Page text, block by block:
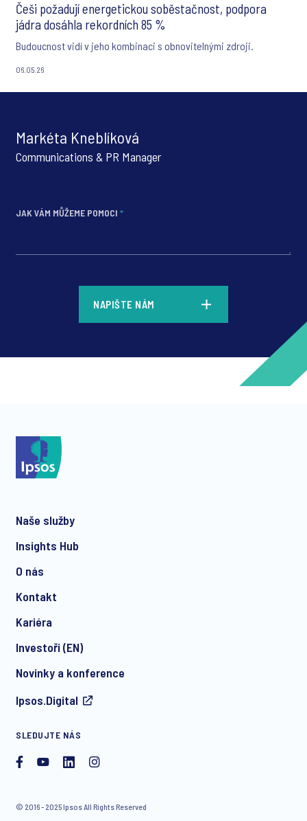
Češi požadují energetickou soběstačnost, podpora
jádra dosáhla rekordních 85 %
Budoucnost vidí v jeho kombinaci s obnovitelnými zdroji.
06.05.26
Markéta Kneblíková
Communications & PR Manager
JAK VÁM MŮŽEME POMOCI *
communication about products and services including
withdraw your consent at any time with effect for the future.
NAPIŠTE NÁM
Naše služby
Insights Hub
O nás
Kontakt
Kariéra
Investoři (EN)
Novinky a konference
Ipsos.Digital
SLEDUJTE NÁS
© 2016 - 2025 Ipsos All Rights Reserved